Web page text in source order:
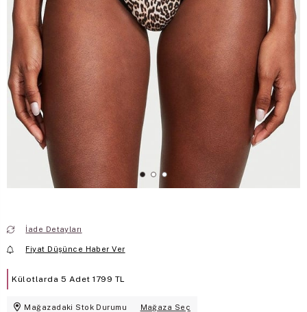
İade Detayları
Fiyat Düşünce Haber Ver
Külotlarda 5 Adet 1799 TL
Mağazadaki Stok Durumu Mağaza Seç